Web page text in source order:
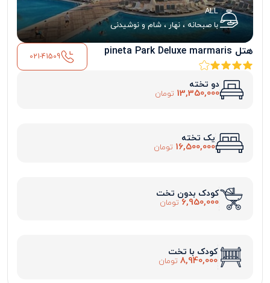
ALL
با صبحانه ، نهار ، شام و نوشیدنی
هتل pineta Park Deluxe marmaris 021-41509
دو تخته
13,350,000 تومان
یک تخته
16,500,000 تومان
کودک بدون تخت
6,950,000 تومان
کودک با تخت
8,940,000 تومان